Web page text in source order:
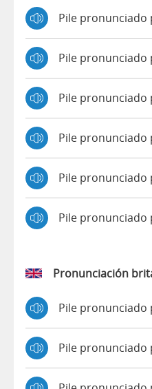
Pile pronunciado
Pile pronunciado
Pile pronunciado
Pile pronunciado
Pile pronunciado
Pile
Pronunciación
Pile pronunciado
Pile pronunciado